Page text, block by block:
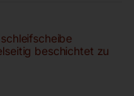
beschichtet zu